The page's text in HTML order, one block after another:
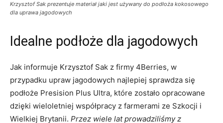
Krzysztof Sak prezentuje materiał jaki jest używany do podłoża kokosowego
dla uprawa jagodowych
Idealne podłoże dla jagodowych
Jak informuje Krzysztof Sak z firmy 4Berries, w
przypadku upraw jagodowych najlepiej sprawdza się
podłoże Presision Plus Ultra, które zostało opracowane
dzięki wieloletniej współpracy z farmerami ze Szkocji i
Wielkiej Brytanii. Przez wiele lat prowadziliśmy z